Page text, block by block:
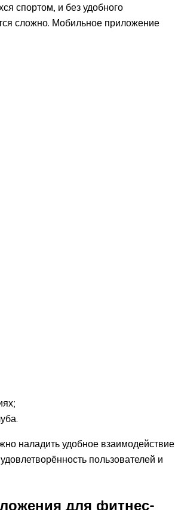
спортом, и без удобного
сложно. Мобильное приложение
наладить удобное взаимодействие
пользователей и
для фитнес-